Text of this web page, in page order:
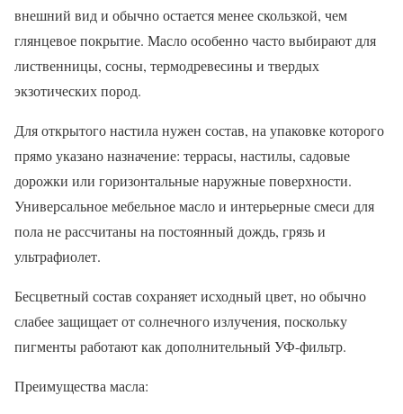
внешний вид и обычно остается менее скользкой, чем
глянцевое покрытие. Масло особенно часто выбирают для
лиственницы, сосны, термодревесины и твердых
экзотических пород.
Для открытого настила нужен состав, на упаковке которого
прямо указано назначение: террасы, настилы, садовые
дорожки или горизонтальные наружные поверхности.
Универсальное мебельное масло и интерьерные смеси для
пола не рассчитаны на постоянный дождь, грязь и
ультрафиолет.
Бесцветный состав сохраняет исходный цвет, но обычно
слабее защищает от солнечного излучения, поскольку
пигменты работают как дополнительный УФ-фильтр.
Преимущества масла: